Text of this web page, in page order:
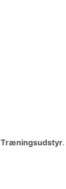
Træningsudstyr